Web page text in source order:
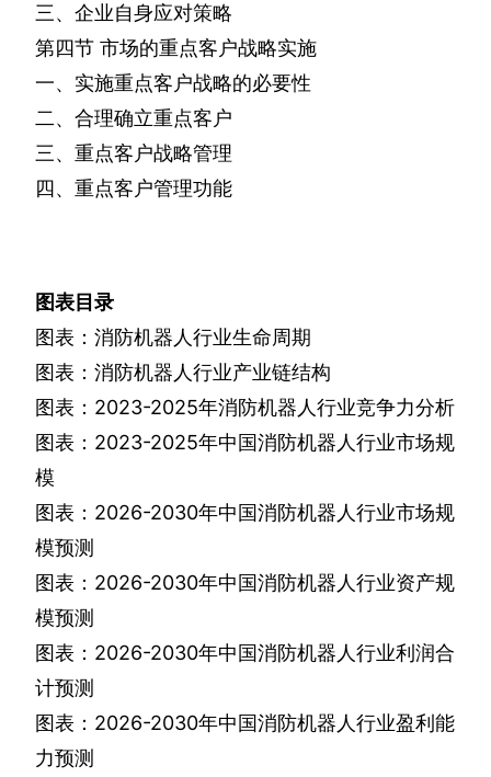
三、企业自身应对策略
第四节 市场的重点客户战略实施
一、实施重点客户战略的必要性
二、合理确立重点客户
三、重点客户战略管理
四、重点客户管理功能
图表目录
图表：消防机器人行业生命周期
图表：消防机器人行业产业链结构
图表： 2023-2025年消防机器人行业竞争力分析
图表： 2023-2025年中国消防机器人行业市场规
模
图表： 2026-2030年中国消防机器人行业市场规
模预测
图表： 2026-2030年中国消防机器人行业资产规
模预测
图表： 2026-2030年中国消防机器人行业利润合
计预测
图表： 2026-2030年中国消防机器人行业盈利能
力预测